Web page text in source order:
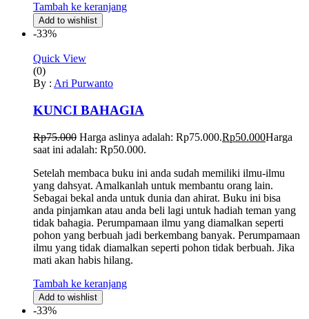
Tambah ke keranjang
Add to wishlist
-33%
Quick View
(0)
By : Ari Purwanto
KUNCI BAHAGIA
Rp75.000 Harga aslinya adalah: Rp75.000.Rp50.000Harga
saat ini adalah: Rp50.000.
Setelah membaca buku ini anda sudah memiliki ilmu-ilmu
yang dahsyat. Amalkanlah untuk membantu orang lain.
Sebagai bekal anda untuk dunia dan ahirat. Buku ini bisa
anda pinjamkan atau anda beli lagi untuk hadiah teman yang
tidak bahagia. Perumpamaan ilmu yang diamalkan seperti
pohon yang berbuah jadi berkembang banyak. Perumpamaan
ilmu yang tidak diamalkan seperti pohon tidak berbuah. Jika
mati akan habis hilang.
Tambah ke keranjang
Add to wishlist
-33%